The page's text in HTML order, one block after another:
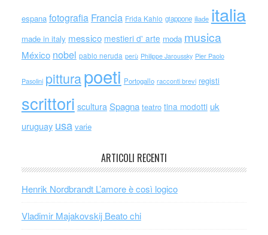
espana fotografia Francia Frida Kahlo giappone iliade italia
made in italy messico mestieri d' arte moda musica
México nobel pablo neruda perù Philippe Jaroussky Pier Paolo
Pasolini pitturapoeti Portogallo racconti brevi registi
scrittori scultura Spagna teatro tina modotti uk
uruguay usa varie
ARTICOLI RECENTI
Henrik Nordbrandt L’amore è così logico
Vladimir Majakovskij Beato chi